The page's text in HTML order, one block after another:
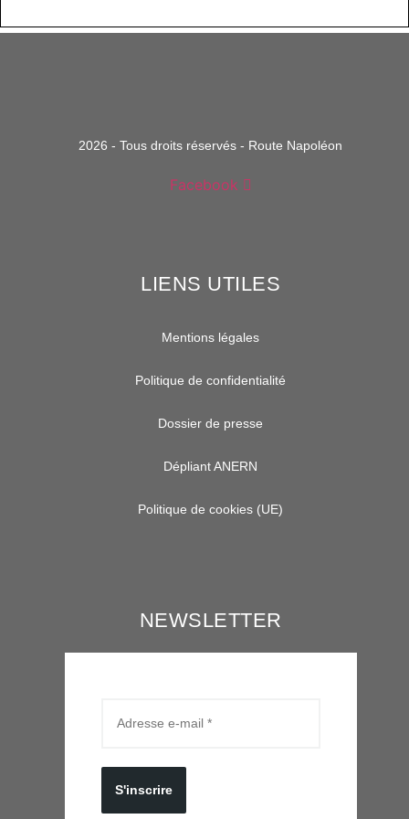
2026 - Tous droits réservés - Route Napoléon
Facebook
LIENS UTILES
Mentions légales
Politique de confidentialité
Dossier de presse
Dépliant ANERN
Politique de cookies (UE)
NEWSLETTER
S'inscrire